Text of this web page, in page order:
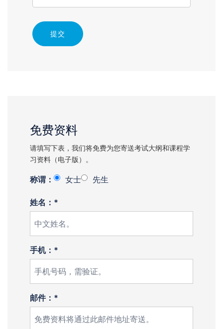
提交
免费资料
请填写下表，我们将免费为您寄送考试大纲和课程学
习资料（电子版）。
称谓： 女士 先生
姓名：*
手机：*
邮件：*